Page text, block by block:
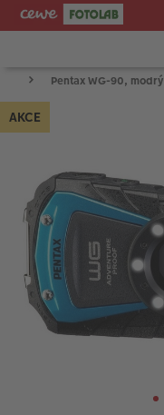
FOTOAPARÁTY
OBJEKTIVY
INSTAX™
TISKÁRNY A SKENERY
FOTOBRAŠNY
PŘÍSLUŠENSTVÍ
RÁMEČKY
Pentax WG-90, modrý
AKCE